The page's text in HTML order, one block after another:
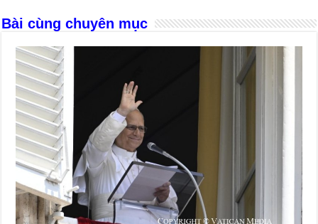
Bài cùng chuyên mục